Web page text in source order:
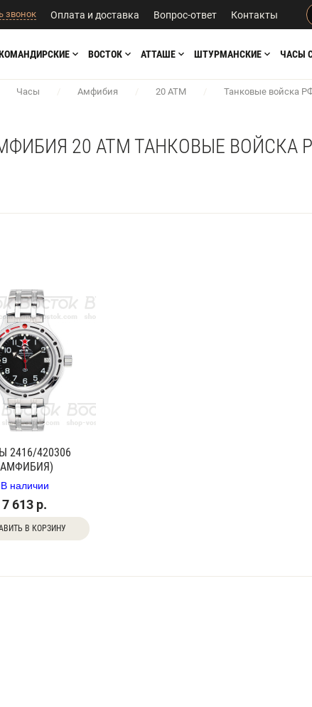
звонок Оплата и доставка Вопрос-ответ Контакты
ВОСТОК АТТАШЕ ШТУРМАНСКИЕ ЧАСЫ
Часы / Амфибия / 20 АТМ / Танковые войска
20 АТМ ТАНКОВЫЕ ВОЙСКА
2416/420306
В наличии
7 613 р.
В КОРЗИНУ